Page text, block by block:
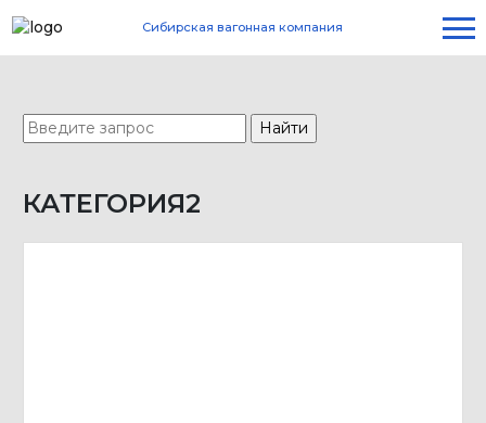
Сибирская вагонная компания
КАТЕГОРИЯ2